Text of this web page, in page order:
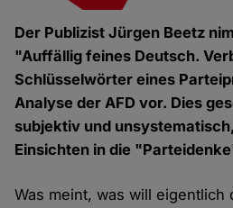
Der Publizist Jürgen Beetz
"Auffällig feines Deutsch.
Schlüsselwörter eines
Analyse der AFD vor. Dies
subjektiv und
Einsichten in die
Was meint, was will eigentlich